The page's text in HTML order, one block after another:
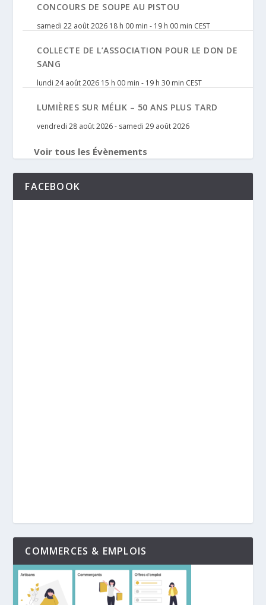
CONCOURS DE SOUPE AU PISTOU
samedi 22 août 2026 18 h 00 min - 19 h 00 min CEST
COLLECTE DE L’ASSOCIATION POUR LE DON DE
SANG
lundi 24 août 2026 15 h 00 min - 19 h 30 min CEST
LUMIÈRES SUR MÉLIK – 50 ANS PLUS TARD
vendredi 28 août 2026- samedi 29 août 2026
Voir tous les Évènements
FACEBOOK
COMMERCES & EMPLOIS